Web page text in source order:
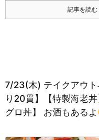
記事を読む
7/23(木) テイクアウ
り20貫】【特製海老
グロ丼】 お酒もあるよ